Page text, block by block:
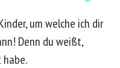
um welche ich dir
Denn du weißt,